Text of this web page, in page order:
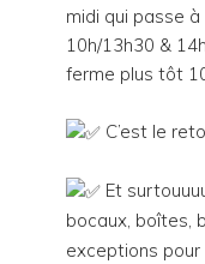
midi qui passe
10h/13h30 &
ferme plus tôt
C’est le
Et
bocaux, boîtes,
exceptions